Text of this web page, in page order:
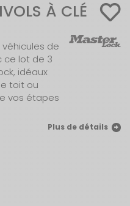
À CLÉ
de
ce lot de 3
idéaux
toit ou
vos étapes
Plus de détails